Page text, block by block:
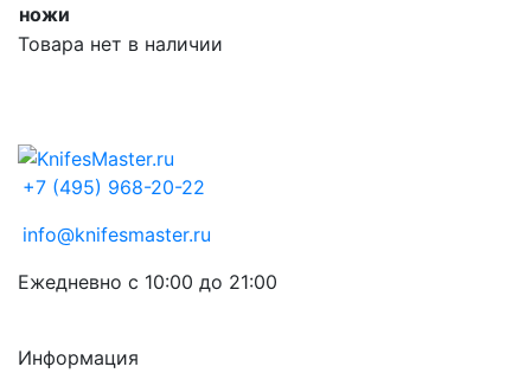
ножи
Товара нет в наличии
+7 (495) 968-20-22
info@knifesmaster.ru
Ежедневно с 10:00 до 21:00
Информация